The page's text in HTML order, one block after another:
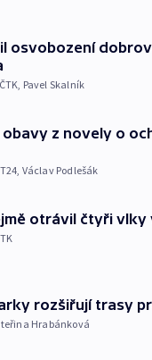
osvobození
ČTK, Pavel Skalník
obavy z novely o
, Václav Podlešák
otrávil čtyři vlky
rozšiřují trasy
Hrabánková